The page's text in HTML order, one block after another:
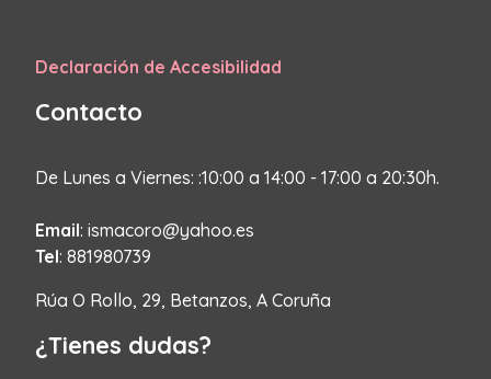
Declaración de Accesibilidad
Contacto
De Lunes a Viernes: :10:00 a 14:00 - 17:00 a 20:30h.
Email: ismacoro@yahoo.es
Tel: 881980739
Rúa O Rollo, 29, Betanzos, A Coruña
¿Tienes dudas?